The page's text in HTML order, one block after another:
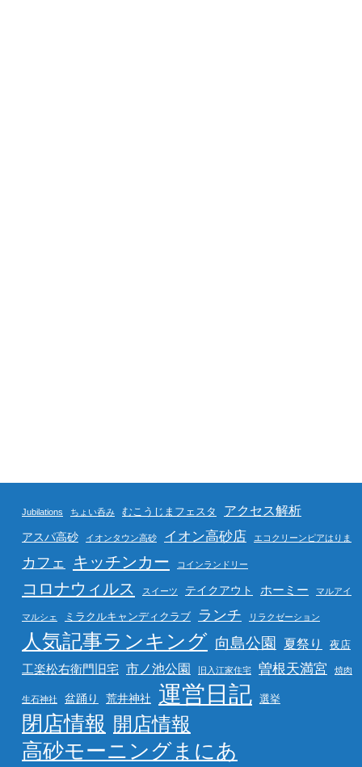
Jubilations ちょい呑み むこうじまフェスタ アクセス解析
アスパ高砂 イオンタウン高砂 イオン高砂店 エコクリーンピアはりま
カフェ キッチンカー コインランドリー
コロナウィルス スイーツ テイクアウト ホーミー マルアイ
マルシェ ミラクルキャンディクラブ ランチ リラクゼーション
人気記事ランキング 向島公園 夏祭り 夜店
工楽松右衛門旧宅 市ノ池公園 旧入江家住宅 曽根天満宮 焼肉
生石神社 盆踊り 荒井神社 運営日記 選挙
閉店情報 開店情報
高砂モーニングまにあ